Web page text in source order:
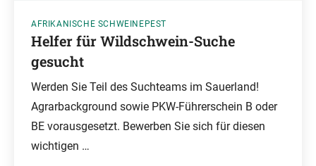
AFRIKANISCHE SCHWEINEPEST
Helfer für Wildschwein-Suche
gesucht
Werden Sie Teil des Suchteams im Sauerland!
Agrarbackground sowie PKW-Führerschein B oder
BE vorausgesetzt. Bewerben Sie sich für diesen
wichtigen …